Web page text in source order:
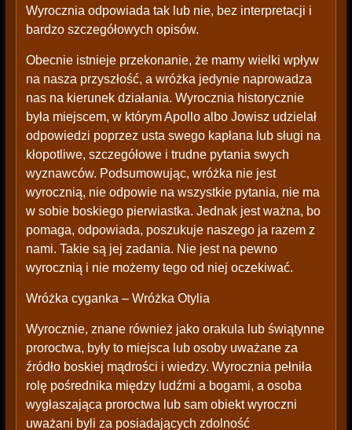
Wyrocznia odpowiada tak lub nie, bez interpretacji i
bardzo szczegółowych opisów.
Obecnie istnieje przekonanie, że mamy wielki wpływ
na nasza przyszłość, a wróżka jedynie naprowadza
nas na kierunek działania. Wyrocznia historycznie
była miejscem, w którym Apollo albo Jowisz udzielał
odpowiedzi poprzez usta swego kapłana lub sługi na
kłopotliwe, szczegółowe i trudne pytania swych
wyznawców. Podsumowując, wróżka nie jest
wyrocznią, nie odpowie na wszystkie pytania, nie ma
w sobie boskiego pierwiastka. Jednak jest ważna, bo
pomaga, odpowiada, poszukuje naszego ja razem z
nami. Takie są jej zadania. Nie jest na pewno
wyrocznią i nie możemy tego od niej oczekiwać.
Wróżka cyganka – Wróżka Otylia
Wyrocznie, znane również jako orakula lub świątynne
proroctwa, były to miejsca lub osoby uważane za
źródło boskiej mądrości i wiedzy. Wyrocznia pełniła
rolę pośrednika między ludźmi a bogami, a osoba
wygłaszająca proroctwa lub sam obiekt wyroczni
uważani byli za posiadających zdolność